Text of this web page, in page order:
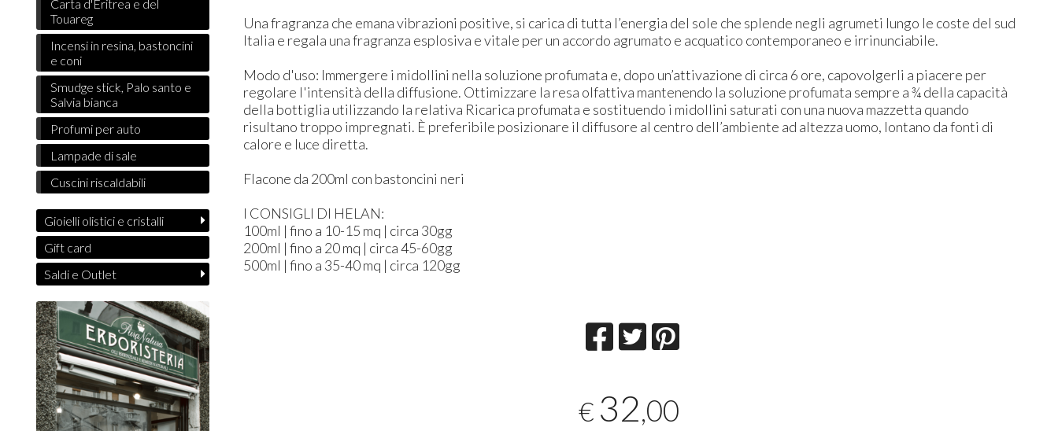
​Una fragranza che emana vibrazioni positive, si carica di tutta l’energia del sole che splende negli agrumeti lungo le coste del sud
Italia e regala una fragranza esplosiva e vitale per un accordo agrumato e acquatico contemporaneo e irrinunciabile.
Modo d'uso: ​Immergere i midollini nella soluzione profumata e, dopo un’attivazione di circa 6 ore, capovolgerli a piacere per
regolare l'intensità della diffusione. Ottimizzare la resa olfattiva mantenendo la soluzione profumata sempre a ¾ della capacità
della bottiglia utilizzando la relativa Ricarica profumata e sostituendo i midollini saturati con una nuova mazzetta quando
risultano troppo impregnati. È preferibile posizionare il diffusore al centro dell’ambiente ad altezza uomo, lontano da fonti di
calore e luce diretta.
Flacone da 200ml con bastoncini neri
I CONSIGLI DI HELAN:
100ml | fino a 10-15 mq | circa 30gg
200ml | fino a 20 mq | circa 45-60gg
500ml | fino a 35-40 mq | circa 120gg
€ 32,00
Carta d'Eritrea e del
Touareg
Incensi in resina, bastoncini
e coni
Smudge stick, Palo santo e
Salvia bianca
Profumi per auto
Lampade di sale
Cuscini riscaldabili
Gioielli olistici e cristalli
Gift card
Saldi e Outlet